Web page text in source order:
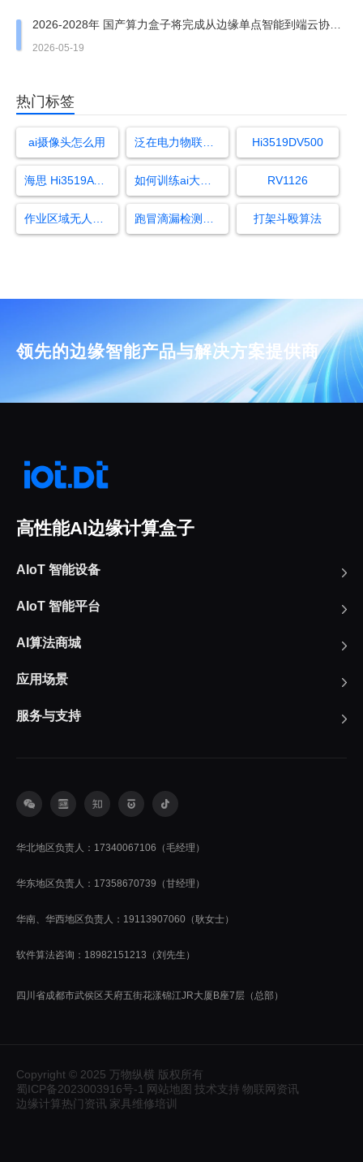
2026-2028年 国产算力盒子将完成从边缘单点智能到端云协同
算力网络节点的跃迁
2026-05-19
热门标签
ai摄像头怎么用 泛在电力物联网基本概念 Hi3519DV500
海思 Hi3519AV100 如何训练ai大模型 RV1126
作业区域无人员值班监测算法 跑冒滴漏检测识别 打架斗殴算法
领先的边缘智能产品与解决方案提供商
高性能AI边缘计算盒子
AIoT 智能设备
AIoT 智能平台
AI算法商城
应用场景
服务与支持
华北地区负责人：17340067106（毛经理）
华东地区负责人：17358670739（甘经理）
华南、华西地区负责人：19113907060（耿女士）
软件算法咨询：18982151213（刘先生）
四川省成都市武侯区天府五街花漾锦江JR大厦B座7层（总部）
Copyright © 2025 万物纵横 版权所有
蜀ICP备2023003916号-1 网站地图 技术支持 物联网资讯
边缘计算热门资讯 家具维修培训